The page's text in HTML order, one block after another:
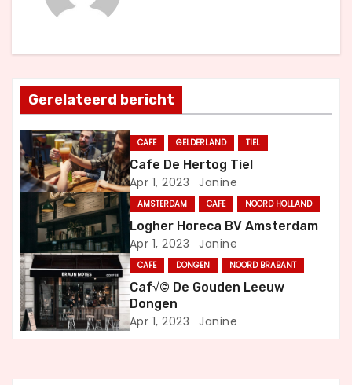
h
t
n
a
v
g
a
t
Gerelateerd bericht
CAFE GELDERLAND TIEL
Cafe De Hertog Tiel
Apr 1, 2023 Janine
AMSTERDAM CAFE NOORD HOLLAND
Logher Horeca BV Amsterdam
Apr 1, 2023 Janine
CAFE DONGEN NOORD BRABANT
Caf√© De Gouden Leeuw
Dongen
Apr 1, 2023 Janine